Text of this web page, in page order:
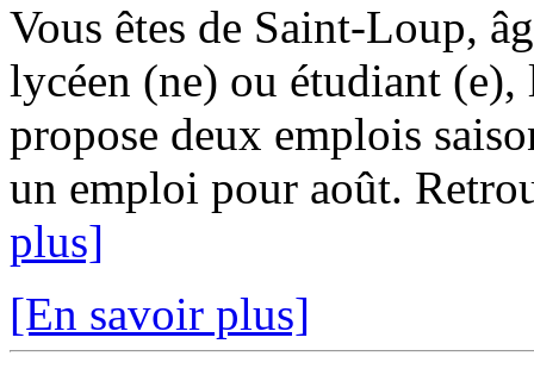
Vous êtes de Saint-Loup,
lycéen (ne) ou étudiant
propose deux emplois
un emploi pour août.
plus]
[En savoir plus]